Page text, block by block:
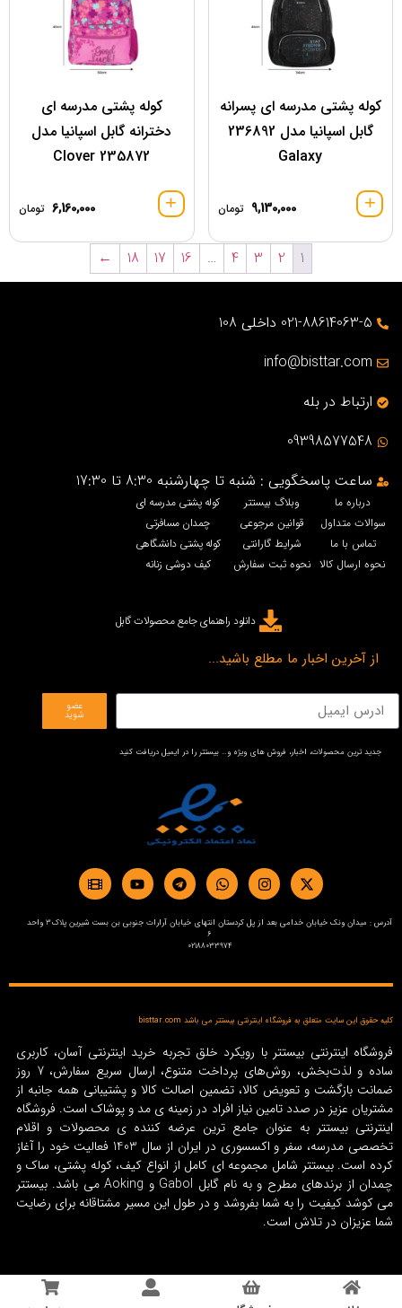
کوله پشتی مدرسه ای پسرانه
گابل اسپانیا مدل 236892
Galaxy
9,130,000 تومان
کوله پشتی مدرسه ای
دخترانه گابل اسپانیا مدل
235872 Clover
6,160,000 تومان
1
2
3
4
…
16
17
18
←
021-88614063-5 داخلی 108
info@bisttar.com
ارتباط در بله
09398577548
ساعت پاسخگویی : شنبه تا چهارشنبه 8:30 تا 17:30
درباره ما
سوالات متداول
تماس با ما
نحوه ارسال کالا
وبلاگ بیستتر
قوانین مرجوعی
شرایط گارانتی
نحوه ثبت سفارش
کوله پشتی مدرسه ای
چمدان مسافرتی
کوله پشتی دانشگاهی
کیف دوشی زنانه
دانلود راهنمای جامع محصولات گابل
از آخرین اخبار ما مطلع باشید...
عضو
شوید
جدید ترین محصولات، اخبار، فروش های ویژه و… بیستتر را در ایمیل دریافت کنید
آدرس : میدان ونک خیابان خدامی بعد از پل کردستان انتهای خیابان آرارات جنوبی بن بست شیرین پلاک3 واحد
6
02188033974
کلیه حقوق این سایت متعلق به فروشگاه اینترنتی بیستتر می باشد bisttar.com
فروشگاه اینترنتی بیستتر با رویکرد خلق تجربه خرید اینترنتی آسان، کاربری
ساده و لذت‌بخش، روش‌های پرداخت متنوع، ارسال سریع سفارش، 7 روز
ضمانت بازگشت و تعویض کالا، تضمین اصالت کالا و پشتیبانی همه جانبه از
مشتریان عزیز در صدد تامین نیاز افراد در زمینه‌ ی مد و پوشاک است. فروشگاه
اینترنتی بیستتر به عنوان جامع ترین عرضه کننده ی محصولات و اقلام
تخصصی مدرسه، سفر و اکسسوری در ایران از سال 1403 فعالیت خود را آغاز
کرده است. بیستتر شامل مجموعه ای کامل از انواع کیف، کوله پشتی، ساک و
چمدان از برندهای مطرح و به نام گابل Gabol و Aoking می باشد. بیستتر
می کوشد کیفیت را به شما بفروشد و در طول این مسیر مشتاقانه برای رضایت
شما عزیزان در تلاش است.